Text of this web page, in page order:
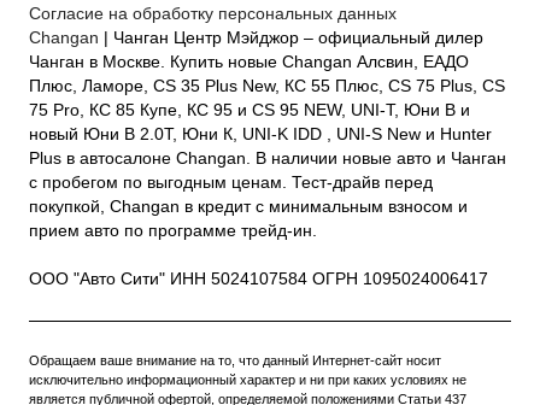
Согласие на обработку персональных данных
Changan | Чанган Центр Мэйджор – официальный дилер
Чанган в Москве. Купить новые Changan Алсвин, ЕАДО
Плюс, Ламоре, CS 35 Plus New, КС 55 Плюс, CS 75 Plus, CS
75 Pro, КС 85 Купе, КС 95 и CS 95 NEW, UNI-T, Юни В и
новый Юни В 2.0Т, Юни К, UNI-K IDD , UNI-S New и Hunter
Plus в автосалоне Changan. В наличии новые авто и Чанган
с пробегом по выгодным ценам. Тест-драйв перед
покупкой, Changan в кредит с минимальным взносом и
прием авто по программе трейд-ин.
ООО "Авто Сити" ИНН 5024107584 ОГРН 1095024006417
Обращаем ваше внимание на то, что данный Интернет-сайт носит
исключительно информационный характер и ни при каких условиях не
является публичной офертой, определяемой положениями Статьи 437